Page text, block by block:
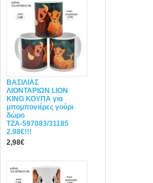
ΒΑΣΙΛΙΑΣ
ΛΙΟΝΤΑΡΙΩΝ LION
KING ΚΟΥΠΑ για
μπομπονιέρες γούρι
δώρο
ΤΖΑ-597083/31185
2.98€!!!
2,98€